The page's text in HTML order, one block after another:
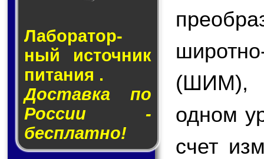
Лаборатор­
ный ис­точ­ник
пи­та­ния .
Доставка по
России -
бесплатно!
(ШИМ),
одном
счет